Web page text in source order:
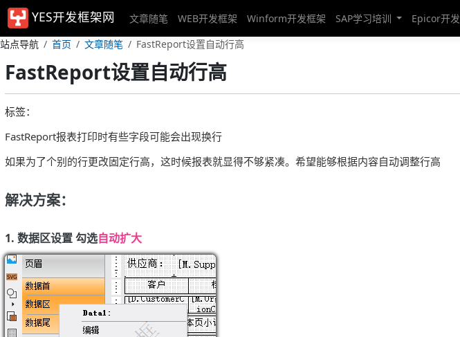
YES开发框架网 文章随笔 WEB开发框架 Winform开发框架 SAP学习培训 Epicor开发
站点导航
首页 文章随笔 FastReport设置自动行高
FastReport设置自动行高
标签：
FastReport报表打印时有些字段可能会出现换行
如果为了个别的行更改固定行高，这时候报表就显得不够紧凑。希望能够根据内容自动调整行高
解决方案：
1. 数据区设置 勾选自动扩大